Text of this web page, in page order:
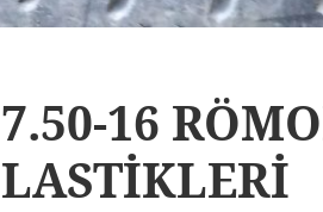
7.50-16
LASTİKLERİ